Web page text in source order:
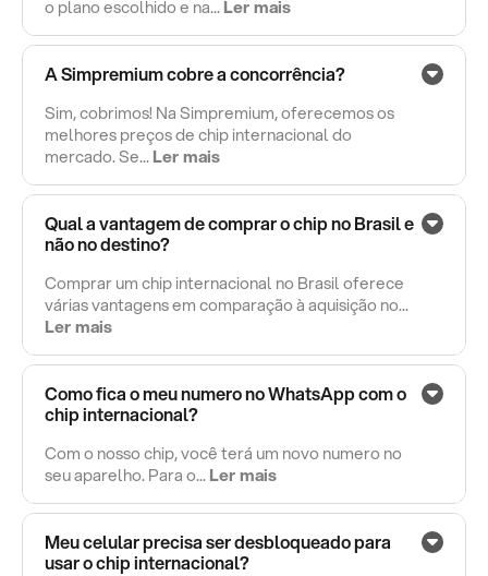
o plano escolhido e na...Ler mais
A Simpremium cobre a concorrência?
Sim, cobrimos! Na Simpremium, oferecemos os
melhores preços de chip internacional do
mercado. Se...Ler mais
Qual a vantagem de comprar o chip no Brasil e
não no destino?
Comprar um chip internacional no Brasil oferece
várias vantagens em comparação à aquisição no...
Ler mais
Como fica o meu numero no WhatsApp com o
chip internacional?
Com o nosso chip, você terá um novo numero no
seu aparelho. Para o...Ler mais
Meu celular precisa ser desbloqueado para
usar o chip internacional?